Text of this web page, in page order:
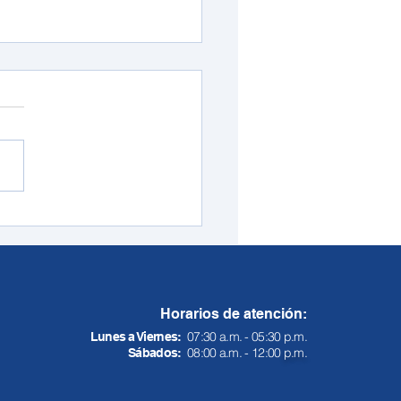
Horarios de atención:
Lunes a Viernes: 07:30 a.m. - 05:30 p.m.
Sábados: 08:00 a.m. - 12:00p.m.